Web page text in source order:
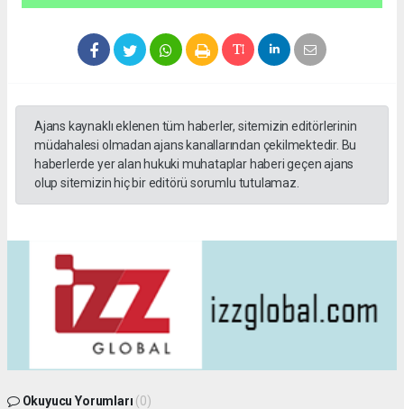
Ajans kaynaklı eklenen tüm haberler, sitemizin editörlerinin
müdahalesi olmadan ajans kanallarından çekilmektedir. Bu
haberlerde yer alan hukuki muhataplar haberi geçen ajans
olup sitemizin hiç bir editörü sorumlu tutulamaz.
Okuyucu Yorumları (0)